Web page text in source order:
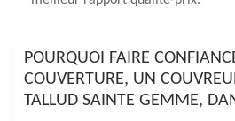
POURQUOI FAIRE
COUVERTURE, UN
TALLUD SAINTE GEMME,